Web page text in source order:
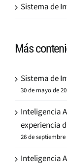
Sistema de
Más
Sistema de
30 de mayo de
Inteligencia
experiencia
26 de septiembre
Inteligencia